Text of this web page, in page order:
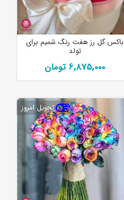
باکس گل رز هفت رنگ شمیم برای
تولد
6٬875٬000 تومان
تحویل امروز